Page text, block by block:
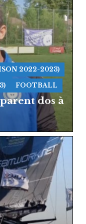
2022-2023)
dos à
FOOTBALL